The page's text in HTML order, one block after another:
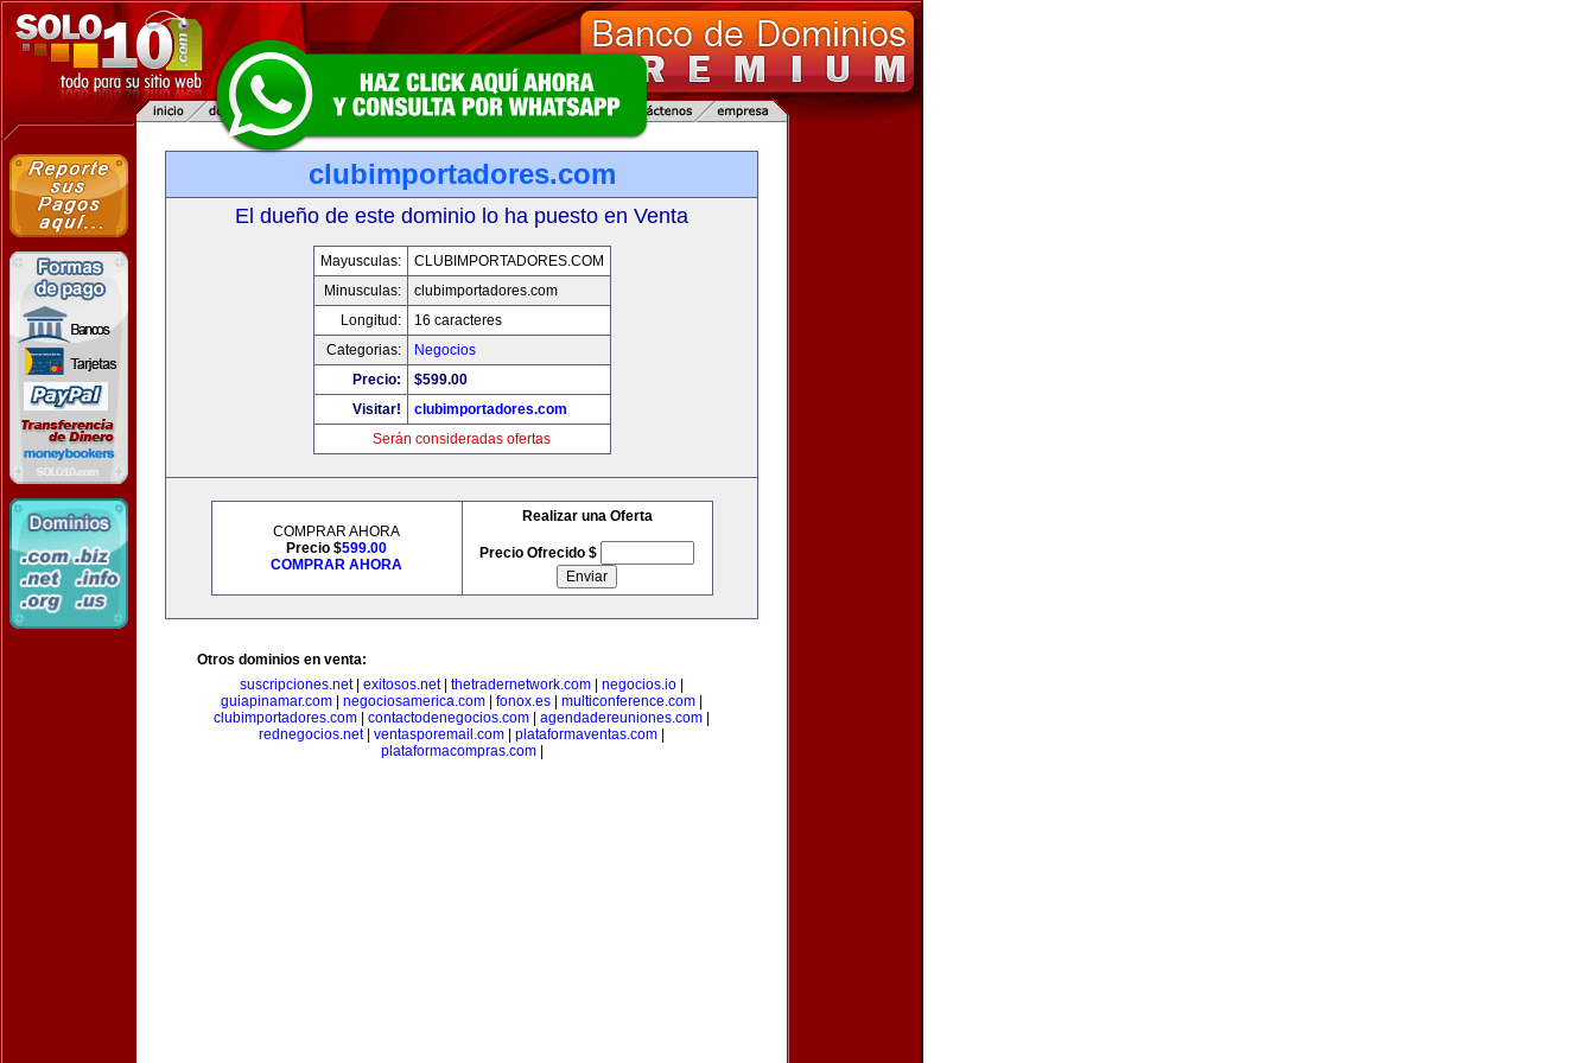
clubimportadores.com
El dueño de este dominio lo ha puesto en Venta
Mayusculas:
CLUBIMPORTADORES.COM
Minusculas:
clubimportadores.com
Longitud:
16 caracteres
Categorias:
Negocios
Precio:
$599.00
Visitar!
clubimportadores.com
Serán consideradas ofertas
COMPRAR AHORA
Precio $599.00
COMPRAR AHORA
Realizar una Oferta
Precio Ofrecido $
Otros dominios en venta:
suscripciones.net| exitosos.net| thetradernetwork.com negocios.io
guiapinamar.com
negociosamerica.com fonox.es multiconference.com
clubimportadores.com
contactodenegocios.com agendadereuniones.com
rednegocios.net| ventasporemail.com plataformaventas.com
plataformacompras.com|